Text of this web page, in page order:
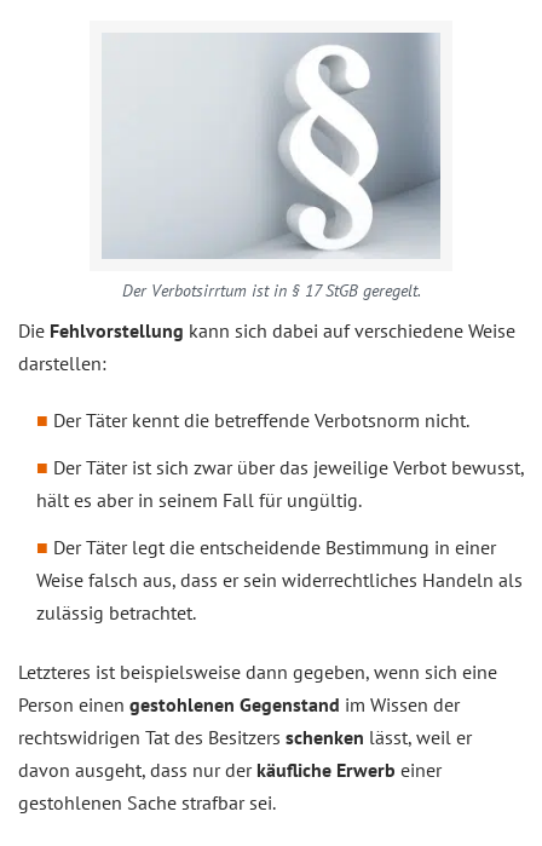
Der Verbotsirrtum ist in § 17 StGB geregelt.
Die Fehlvorstellung kann sich dabei auf verschiedene Weise
darstellen:
Der Täter kennt die betreffende Verbotsnorm nicht.
Der Täter ist sich zwar über das jeweilige Verbot bewusst,
hält es aber in seinem Fall für ungültig.
Der Täter legt die entscheidende Bestimmung in einer
Weise falsch aus, dass er sein widerrechtliches Handeln als
zulässig betrachtet.
Letzteres ist beispielsweise dann gegeben, wenn sich eine
Person einen gestohlenen Gegenstand im Wissen der
rechtswidrigen Tat des Besitzers schenken lässt, weil er
davon ausgeht, dass nur der käufliche Erwerb einer
gestohlenen Sache strafbar sei.